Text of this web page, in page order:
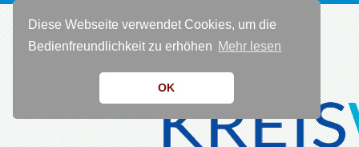
Diese Webseite verwendet Cookies, um die
Bedienfreundlichkeit zu erhöhen Mehr lesen
OK
KONTAKT 0 36 83 - 40 91 0